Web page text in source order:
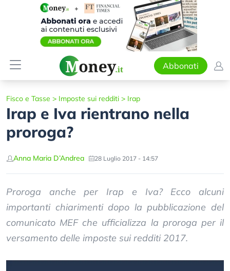
Abbonati
Fisco e Tasse > Imposte sui redditi > Irap
Irap e Iva rientrano nella
proroga?
Anna Maria D’Andrea 28 Luglio 2017 - 14:57
Proroga anche per Irap e Iva? Ecco alcuni
importanti chiarimenti dopo la pubblicazione del
comunicato MEF che ufficializza la proroga per il
versamento delle imposte sui redditi 2017.